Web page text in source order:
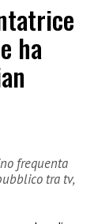
ha
frequenta
tra tv,